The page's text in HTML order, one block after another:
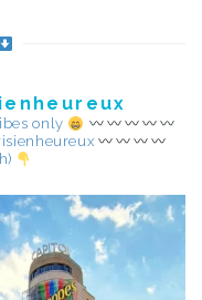
only